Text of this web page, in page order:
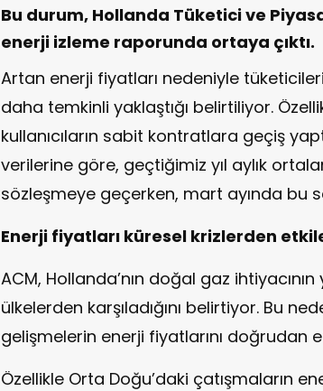
Bu durum, Hollanda Tüketici ve
enerji izleme raporunda ortaya çıktı.
Artan enerji fiyatları nedeniyle
daha temkinli yaklaştığı belirtiliyor.
kullanıcıların sabit kontratlara geçiş
verilerine göre, geçtiğimiz yıl aylık
sözleşmeye geçerken, mart ayında bu
Enerji fiyatları küresel krizlerden
ACM, Hollanda’nın doğal gaz ihtiyacının
ülkelerden karşıladığını belirtiyor. Bu
gelişmelerin enerji fiyatlarını doğrudan
Özellikle Orta Doğu’daki çatışmaların